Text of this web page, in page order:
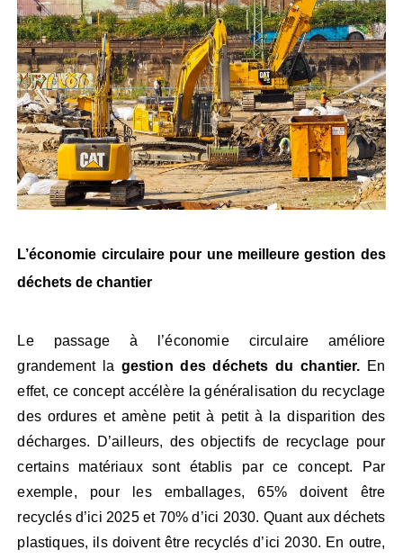
L’économie circulaire pour une meilleure gestion des
déchets de chantier
Le passage à l’économie circulaire améliore
grandement la gestion des déchets du chantier. En
effet, ce concept accélère la généralisation du recyclage
des ordures et amène petit à petit à la disparition des
décharges. D’ailleurs, des objectifs de recyclage pour
certains matériaux sont établis par ce concept. Par
exemple, pour les emballages, 65% doivent être
recyclés d’ici 2025 et 70% d’ici 2030. Quant aux déchets
plastiques, ils doivent être recyclés d’ici 2030. En outre,